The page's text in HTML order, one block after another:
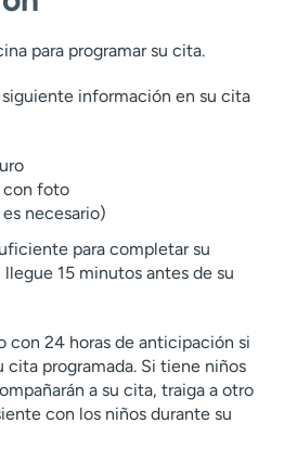
primaria.
del tratamiento del
de
infecciones de
sexuales del cáncer y
cáncer
de la vaginitis.
para programar su cita.
información en su cita
foto
necesario)
para completar su
15 minutos antes de su
con 24 horas de anticipación si
cita programada. Si tiene niños
a su cita, traiga a otro
con los niños durante su